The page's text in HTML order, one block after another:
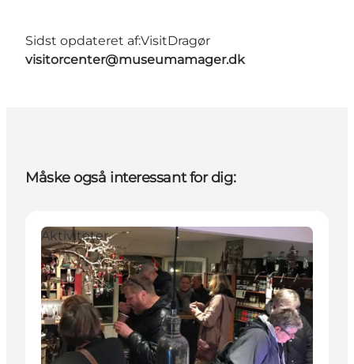
Sidst opdateret af:VisitDragør
visitorcenter@museumamager.dk
Måske også interessant for dig:
Aktiviteter